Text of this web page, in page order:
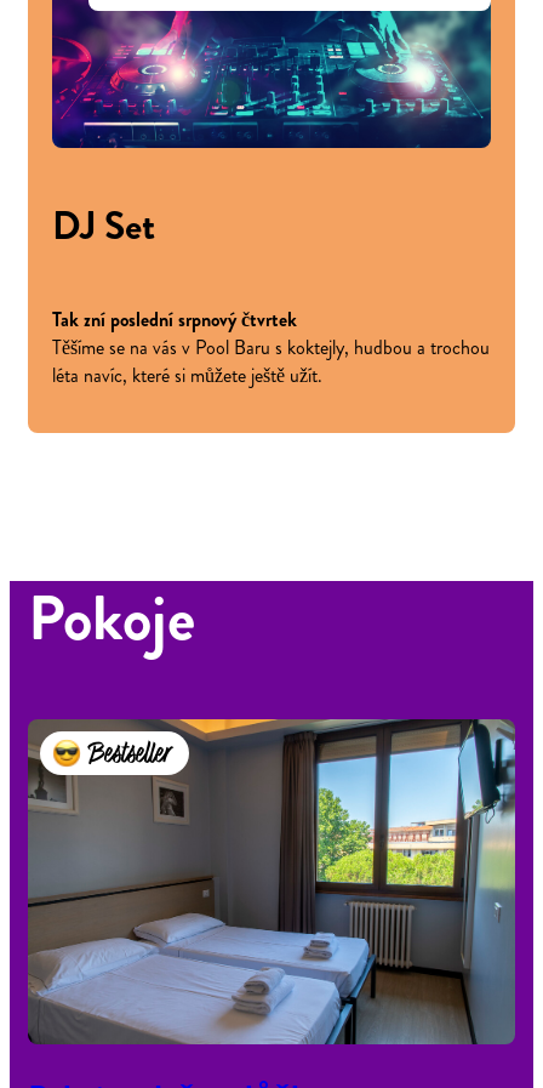
DJ Set
Tak zní poslední srpnový čtvrtek
Těšíme se na vás v Pool Baru s koktejly, hudbou a trochou
léta navíc, které si můžete ještě užít.
Pokoje
Bestseller